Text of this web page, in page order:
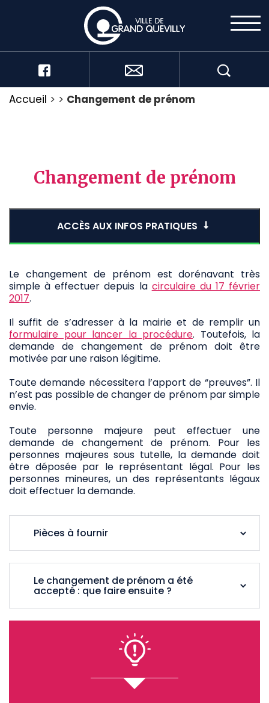
Accueil > > Changement de prénom
Changement de prénom
ACCÈS AUX INFOS PRATIQUES
Le changement de prénom est dorénavant très
simple à effectuer depuis la circulaire du 17 février
2017.
Il suffit de s’adresser à la mairie et de remplir un
formulaire pour lancer la procédure. Toutefois, la
demande de changement de prénom doit être
motivée par une raison légitime.
Toute demande nécessitera l’apport de “preuves”. Il
n’est pas possible de changer de prénom par simple
envie.
Toute personne majeure peut effectuer une
demande de changement de prénom. Pour les
personnes majeures sous tutelle, la demande doit
être déposée par le représentant légal. Pour les
personnes mineures, un des représentants légaux
doit effectuer la demande.
Pièces à fournir
Le changement de prénom a été
accepté : que faire ensuite ?